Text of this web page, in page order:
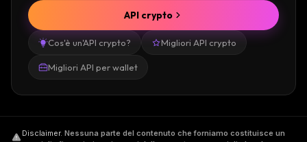
Cos'è un'API crypto? Migliori API crypto
Migliori API per wallet
API crypto
Disclaimer. Nessuna parte del contenuto che forniamo costituisce un